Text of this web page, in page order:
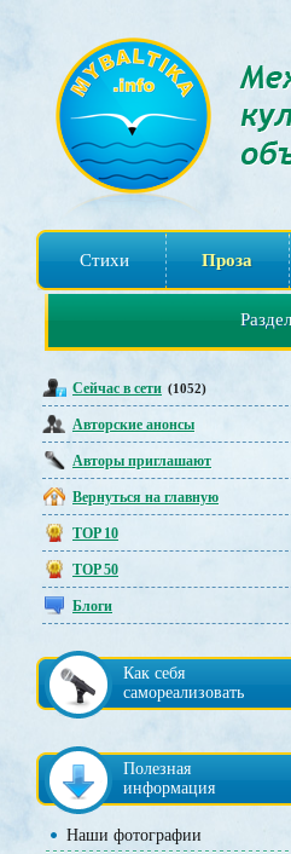
Стихи Проза
Сейчас в сети (1052)
Авторские анонсы
Авторы приглашают
Вернуться на главную
TOP 10
TOP 50
Блоги
Как себя
самореализовать
Полезная
информация
Наши фотографии